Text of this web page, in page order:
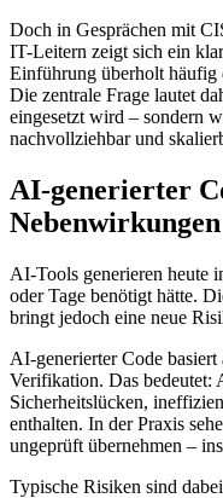
Doch in Gesprächen mit
IT-Leitern zeigt sich ein
Einführung überholt häufig
Die zentrale Frage lautet
eingesetzt wird – sondern
nachvollziehbar und
AI-generierter
Nebenwirkungen
AI-Tools generieren heute
oder Tage benötigt hätte.
bringt jedoch eine neue
AI-generierter Code
Verifikation. Das bedeutet:
Sicherheitslücken,
enthalten. In der Praxis
ungeprüft übernehmen –
Typische Risiken sind